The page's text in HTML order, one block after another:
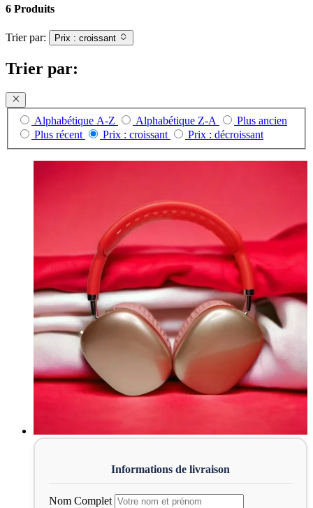
6 Produits
Trier par: Prix : croissant
Trier par:
Alphabétique A-Z Alphabétique Z-A
Plus ancien
Plus récent
Prix : croissant Prix : décroissant
Nom Complet